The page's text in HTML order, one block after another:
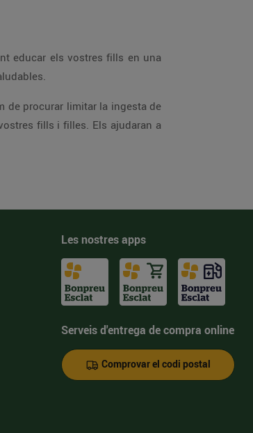
educar els vostres fills en una
de procurar limitar la ingesta de
fills i filles. Els ajudaran a
Les nostres apps
Serveis d'entrega de compra online
Comprovar el codi postal